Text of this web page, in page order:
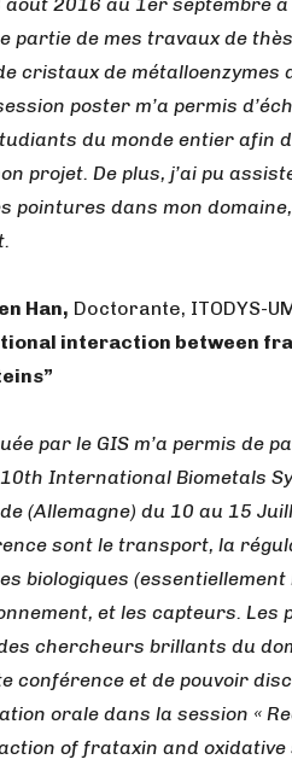
partie de mes travaux de
cristaux de
poster m’a permis
du monde entier afin
projet. De plus, j’ai pu
pointures dans mon
Han, Doctorante, ITODYS-
interaction between
par le GIS m’a permis de
International Biometals
(Allemagne) du 10 au 15
sont le transport, la
biologiques
et les capteurs.
chercheurs brillants du
conférence et de pouvoir
orale dans la session «
of frataxin and oxidative